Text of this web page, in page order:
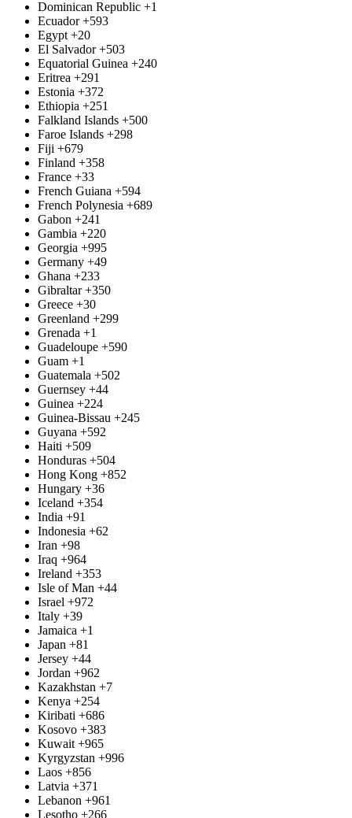
Dominican Republic +1
Ecuador +593
Egypt +20
El Salvador +503
Equatorial Guinea +240
Eritrea +291
Estonia +372
Ethiopia +251
Falkland Islands +500
Faroe Islands +298
Fiji +679
Finland +358
France +33
French Guiana +594
French Polynesia +689
Gabon +241
Gambia +220
Georgia +995
Germany +49
Ghana +233
Gibraltar +350
Greece +30
Greenland +299
Grenada +1
Guadeloupe +590
Guam +1
Guatemala +502
Guernsey +44
Guinea +224
Guinea-Bissau +245
Guyana +592
Haiti +509
Honduras +504
Hong Kong +852
Hungary +36
Iceland +354
India +91
Indonesia +62
Iran +98
Iraq +964
Ireland +353
Isle of Man +44
Israel +972
Italy +39
Jamaica +1
Japan +81
Jersey +44
Jordan +962
Kazakhstan +7
Kenya +254
Kiribati +686
Kosovo +383
Kuwait +965
Kyrgyzstan +996
Laos +856
Latvia +371
Lebanon +961
Lesotho +266